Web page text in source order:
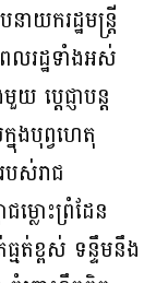
ាយករដ្ឋមន្ត្រី
លរដ្ឋទាំងអស់
យ ប្តេជ្ញាបន្ត
ងបុព្វហេតុ
ស់រាជ
លោះព្រំដែន
ត់ខ្ពស់ ទន្ទឹមនឹង